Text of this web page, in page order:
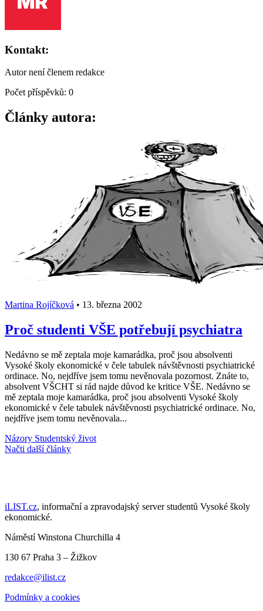
Kontakt:
Autor není členem redakce
Počet příspěvků: 0
Články autora:
Martina Rojíčková • 13. března 2002
Proč studenti VŠE potřebují psychiatra
Nedávno se mě zeptala moje kamarádka, proč jsou absolventi
Vysoké školy ekonomické v čele tabulek návštěvnosti psychiatrické
ordinace. No, nejdříve jsem tomu nevěnovala pozornost. Znáte to,
absolvent VŠCHT si rád najde důvod ke kritice VŠE. Nedávno se
mě zeptala moje kamarádka, proč jsou absolventi Vysoké školy
ekonomické v čele tabulek návštěvnosti psychiatrické ordinace. No,
nejdříve jsem tomu nevěnovala...
Názory Studentský život
Načti další články
iLIST.cz, informační a zpravodajský server studentů Vysoké školy
ekonomické.
Náměstí Winstona Churchilla 4
130 67 Praha 3 – Žižkov
redakce@ilist.cz
Podmínky a cookies